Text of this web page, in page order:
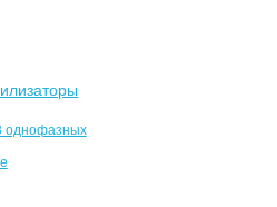
однофазных